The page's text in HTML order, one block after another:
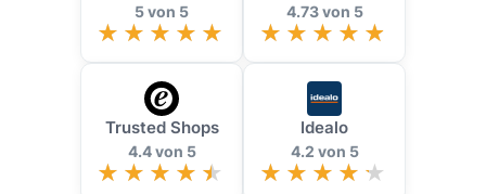
5 von 5 4.73 von 5
Trusted Shops
4.4 von 5
Idealo
4.2 von 5